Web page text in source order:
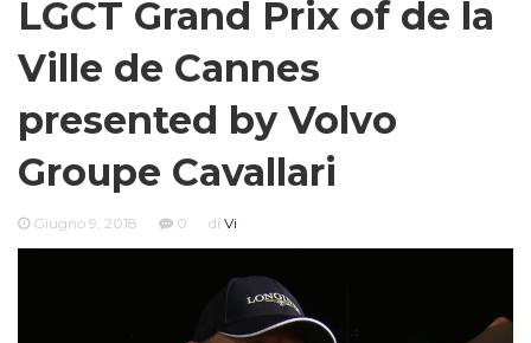
LGCT Grand Prix of de la
Ville de Cannes
presented by Volvo
Groupe Cavallari
Giugno 9, 2018 0 di Vi